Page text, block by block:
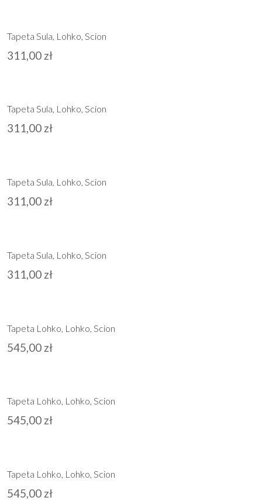
Tapeta Sula, Lohko, Scion
311,00 zł
Tapeta Sula, Lohko, Scion
311,00 zł
Tapeta Sula, Lohko, Scion
311,00 zł
Tapeta Sula, Lohko, Scion
311,00 zł
Tapeta Lohko, Lohko, Scion
545,00 zł
Tapeta Lohko, Lohko, Scion
545,00 zł
Tapeta Lohko, Lohko, Scion
545,00 zł